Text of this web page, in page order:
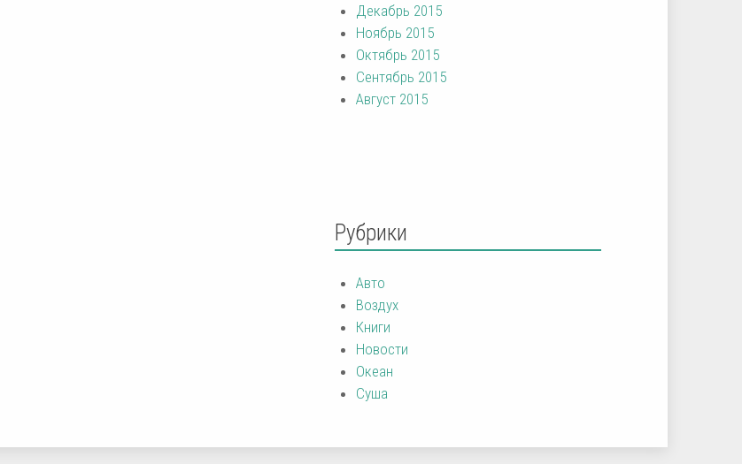
Декабрь 2015
Ноябрь 2015
Октябрь 2015
Сентябрь 2015
Август 2015
Рубрики
Авто
Воздух
Книги
Новости
Океан
Суша